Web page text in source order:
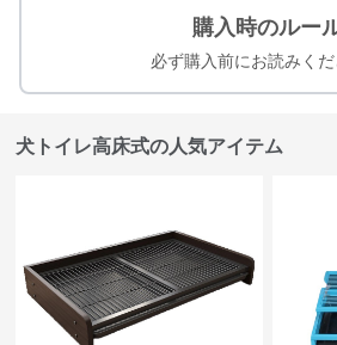
購入時のルー
必ず購入前にお読みくだ
犬トイレ高床式の人気アイテム